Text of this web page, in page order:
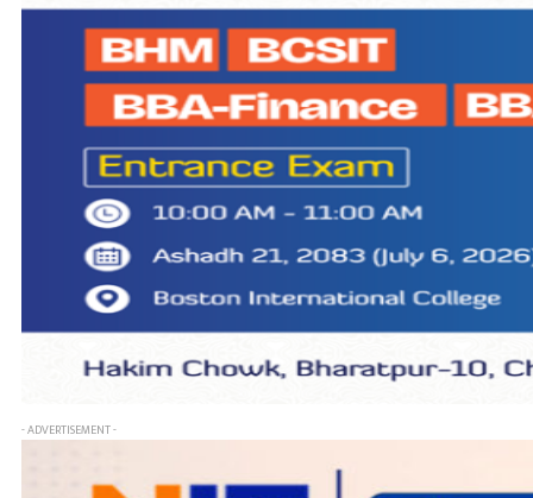
- ADVERTISEMENT -